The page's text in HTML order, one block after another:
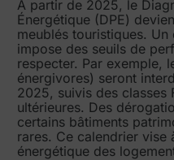
À partir de 2025, le
Énergétique (DPE)
meublés touristiques.
impose des seuils de
respecter. Par exemple,
énergivores) seront
2025, suivis des classes
ultérieures. Des
certains bâtiments
rares. Ce calendrier vise
énergétique des